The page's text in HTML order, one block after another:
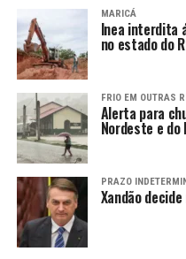
MARICÁ
Inea interdita
no estado do
FRIO EM OUTRAS
Alerta para
Nordeste e do
PRAZO
Xandão